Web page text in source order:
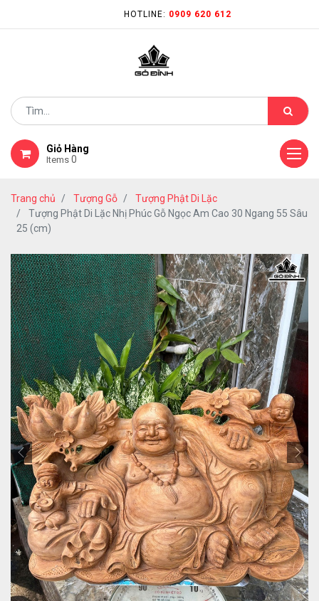
HOTLINE: 0909 620 612
Giỏ Hàng
Items 0
Trang chủ Tượng Gỗ
Tượng Phật Di Lặc
Tượng Phật Di Lặc Nhị Phúc Gỗ Ngọc Am Cao 30 Ngang 55 Sâu
25 (cm)